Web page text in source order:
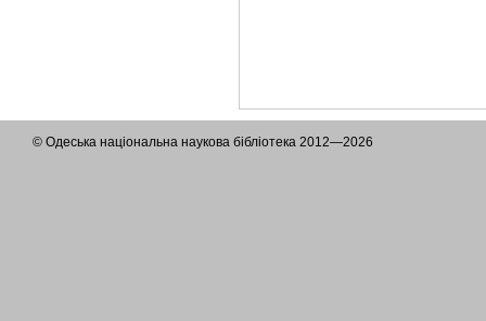
© Одеська національна наукова бібліотека 2012—2026